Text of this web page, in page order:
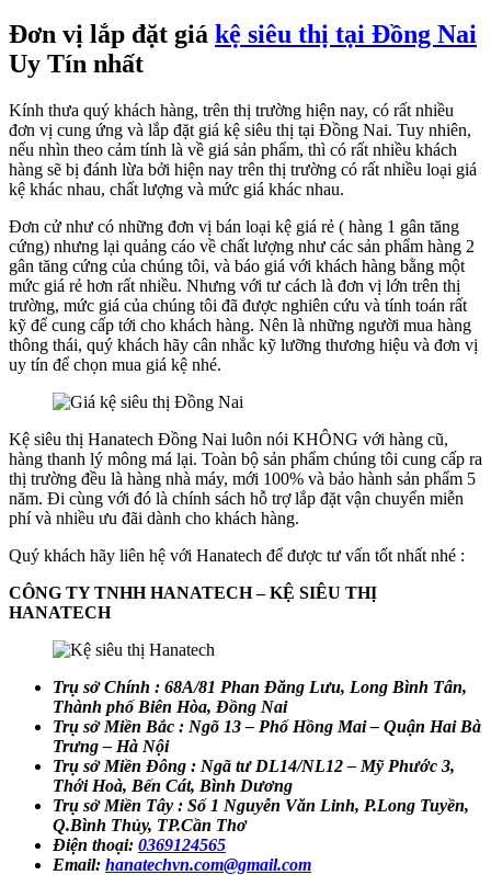
Đơn vị lắp đặt giá kệ siêu thị tại Đồng Nai
Uy Tín nhất
Kính thưa quý khách hàng, trên thị trường hiện nay, có rất nhiều
đơn vị cung ứng và lắp đặt giá kệ siêu thị tại Đồng Nai. Tuy nhiên,
nếu nhìn theo cảm tính là về giá sản phẩm, thì có rất nhiều khách
hàng sẽ bị đánh lừa bởi hiện nay trên thị trường có rất nhiều loại giá
kệ khác nhau, chất lượng và mức giá khác nhau.
Đơn cử như có những đơn vị bán loại kệ giá rẻ ( hàng 1 gân tăng
cứng) nhưng lại quảng cáo về chất lượng như các sản phẩm hàng 2
gân tăng cứng của chúng tôi, và báo giá với khách hàng bằng một
mức giá rẻ hơn rất nhiều. Nhưng với tư cách là đơn vị lớn trên thị
trường, mức giá của chúng tôi đã được nghiên cứu và tính toán rất
kỹ để cung cấp tới cho khách hàng. Nên là những người mua hàng
thông thái, quý khách hãy cân nhắc kỹ lưỡng thương hiệu và đơn vị
uy tín để chọn mua giá kệ nhé.
Kệ siêu thị Hanatech Đồng Nai luôn nói KHÔNG với hàng cũ,
hàng thanh lý mông má lại. Toàn bộ sản phẩm chúng tôi cung cấp ra
thị trường đều là hàng nhà máy, mới 100% và bảo hành sản phẩm 5
năm. Đi cùng với đó là chính sách hỗ trợ lắp đặt vận chuyển miễn
phí và nhiều ưu đãi dành cho khách hàng.
Quý khách hãy liên hệ với Hanatech để được tư vấn tốt nhất nhé :
CÔNG TY TNHH HANATECH – KỆ SIÊU THỊ
HANATECH
Trụ sở Chính : 68A/81 Phan Đăng Lưu, Long Bình Tân,
Thành phố Biên Hòa, Đồng Nai
Trụ sở Miền Bắc : Ngõ 13 – Phố Hồng Mai – Quận Hai Bà
Trưng – Hà Nội
Trụ sở Miền Đông : Ngã tư DL14/NL12 – Mỹ Phước 3,
Thới Hoà, Bến Cát, Bình Dương
Trụ sở Miền Tây : Số 1 Nguyễn Văn Linh, P.Long Tuyền,
Q.Bình Thủy, TP.Cần Thơ
Điện thoại: 0369124565
Email: hanatechvn.com@gmail.com